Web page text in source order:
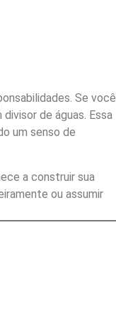
Se
de águas. Essa
um senso de
a construir sua
ou assumir